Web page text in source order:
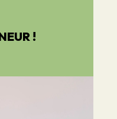
!